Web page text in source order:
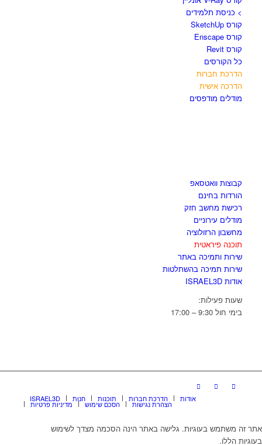
> כניסת תלמידים
קורס SketchUp
קורס Enscape
קורס Revit
כל הקורסים
הדרכת חברות
הדרכה אישית
מודלים מודפסים
קבוצות וואטסאפ
הורדות בחינם
רכישת מחשב חזק
מודלים עירוניים
מחשבון הרזולוציה
תוכנה פיראטית
שירות ותמיכה באתר
שירות תמיכה בהשתלטות
אודות ISRAEL3D
שעות פעילות:
בימי חול 9:30 – 17:00
ISRAEL3D חנות תוכנות הדרכת חברות אודות
מדיניות פרטיות הסכם שימוש הצהרת נגישות
אתר זה משתמש בעוגיות. גלישה באתר הינה הסכמה מצדך לשימוש
בעוגיות הללו.